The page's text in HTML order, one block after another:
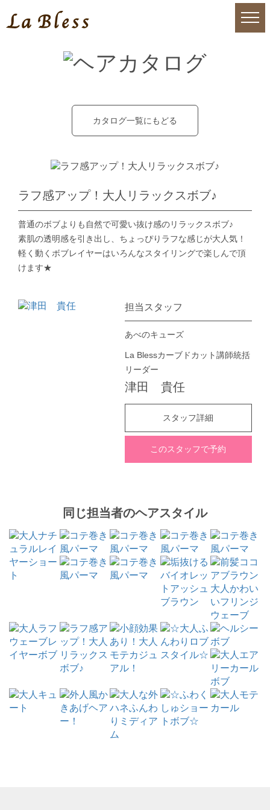
カタログ一覧にもどる
ラフ感アップ！大人リラックスボブ♪
普通のボブよりも自然で可愛い抜け感のリラックスボブ♪
素肌の透明感を引き出し、ちょっぴりラフな感じが大人気！
軽く動くボブレイヤーはいろんなスタイリングで楽しんで頂
けます★
担当スタッフ
あべのキューズ
La Blessカーブドカット講師統括
リーダー
津田 貴任
スタッフ詳細
このスタッフで予約
同じ担当者のヘアスタイル